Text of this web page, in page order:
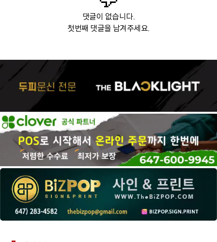
댓글이 없습니다.
첫번째 댓글을 남겨주세요.